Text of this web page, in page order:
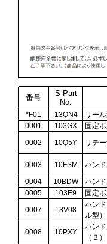
番号
S Part
No.
*F01 13QN4 リー
0001
103GX 固定
0002
10Q5Y リテ
0003 10FSM ハン
0004
10BDW ハン
0005
103E9 固定
0007
13V08
ハン
ル型）
0008 10PXY
ハン
（Ｂ）